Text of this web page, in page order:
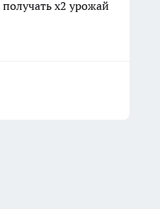
получать х2 урожай